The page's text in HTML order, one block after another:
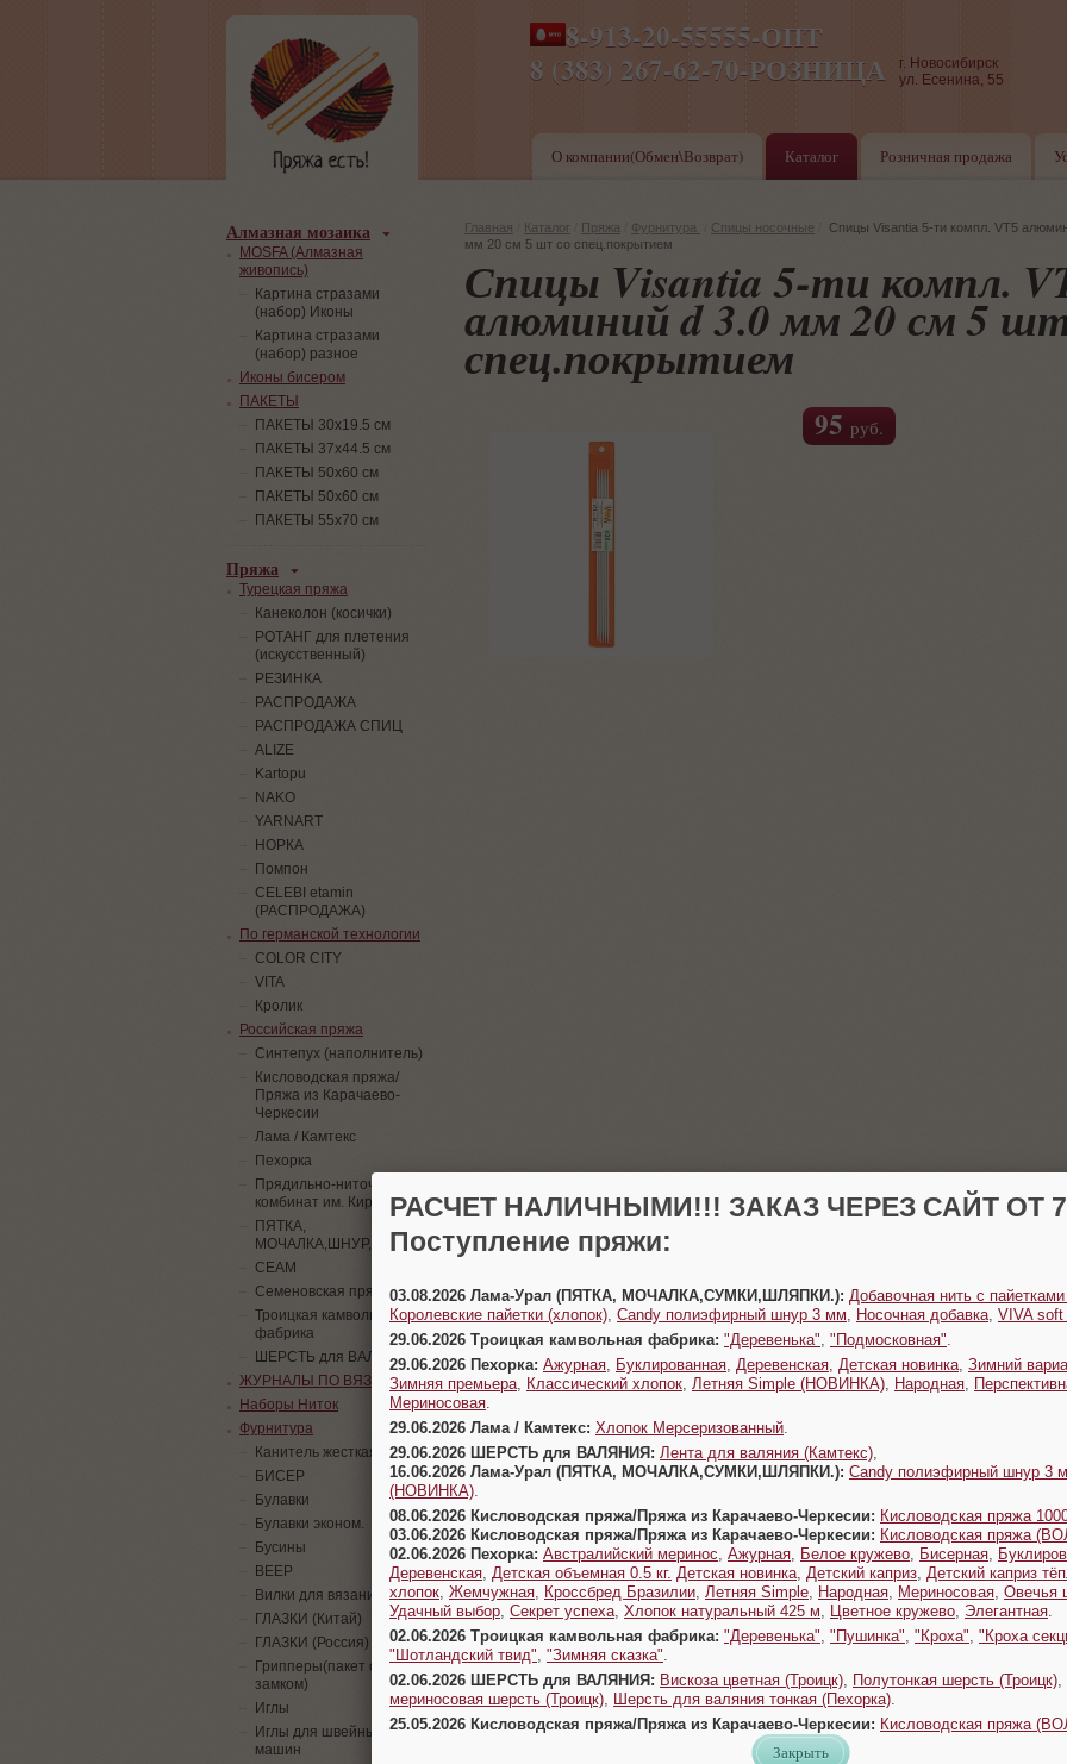
8-913-20-55555-ОПТ
8 (383) 267-62-70-РОЗНИЦА
ПН-ПТ 8-17,СБ-ВС 9-17
г. Новосибирск
ул. Есенина, 55
О компании(Обмен\Возврат) Каталог Розничная продажа
Главная Каталог Пряжа Фурнитура Спицы носочные
Спицы Visantia 5-ти компл. VT5
мм 20 см 5 шт со спец.покрытием
Спицы Visantia 5-ти компл.
алюминий d 3.0 мм 20 см 5
спец.покрытием
95 руб.
Алмазная мозаика
MOSFA (Алмазная
живопись)
Картина стразами
(набор) Иконы
Картина стразами
(набор) разное
Иконы бисером
ПАКЕТЫ
ПАКЕТЫ 30х19.5 см
ПАКЕТЫ 37х44.5 см
ПАКЕТЫ 50х60 см
ПАКЕТЫ 50х60 см
ПАКЕТЫ 55х70 см
Пряжа
Турецкая пряжа
Канеколон (косички)
РОТАНГ для плетения
(искусственный)
PЕЗИНКА
РАСПРОДАЖА
РАСПРОДАЖА СПИЦ
ALIZE
Kartopu
NAKO
YARNART
НОРКА
Помпон
СELEBI etamin
(РАСПРОДАЖА)
По германской технологии
COLOR CITY
VITA
Кролик
Российская пряжа
Синтепух (наполнитель)
Кисловодская пряжа/
Пряжа из Карачаево-
Черкесии
Лама / Камтекс
Пехорка
Прядильно-ниточный
комбинат им. Кирова
ПЯТКА,
МОЧАЛКА,ШНУР,ПАЙЕТКИ
СЕАМ
Семеновская пряжа
Троицкая камвольная
фабрика
ШЕРСТЬ для ВАЛЯНИЯ
ЖУРНАЛЫ ПО ВЯЗАНИЮ
Наборы Ниток
Фурнитура
Канитель жесткая
БИСЕР
Булавки
Булавки эконом.
Бусины
ВЕЕР
Вилки для вязания
ГЛАЗКИ (Китай)
ГЛАЗКИ (Россия)
Грипперы(пакет с
замком)
Иглы
Иглы для швейных
машин
РАСЧЕТ НАЛИЧНЫМИ!!! ЗАКАЗ ЧЕРЕЗ САЙТ ОТ
Поступление пряжи:
03.08.2026 Лама-Урал (ПЯТКА, МОЧАЛКА,СУМКИ,ШЛЯПКИ.): Добавочная нить с
Королевские пайетки (хлопок) Candy полиэфирный шнур 3 мм Носочная добавка VIVA
29.06.2026 Троицкая камвольная фабрика: "Деревенька" "Подмосковная"
29.06.2026 Пехорка: Ажурная Буклированная Деревенская Детская новинка Зимний
Зимняя премьера
Классический хлопок Летняя Simple (НОВИНКА) Народная
Мериносовая
29.06.2026 Лама / Камтекс: Хлопок Мерсеризованный
29.06.2026 ШЕРСТЬ для ВАЛЯНИЯ: Лента для валяния (Камтекс)
16.06.2026 Лама-Урал (ПЯТКА, МОЧАЛКА,СУМКИ,ШЛЯПКИ.): Candy полиэфирный шнур 3
(НОВИНКА)
08.06.2026 Кисловодская пряжа/Пряжа из Карачаево-Черкесии: Кисловодская пряжа
03.06.2026 Кисловодская пряжа/Пряжа из Карачаево-Черкесии: Кисловодская пряжа
02.06.2026 Пехорка: Австралийский меринос Ажурная Белое кружево Бисерная
Деревенская Детская объемная 0.5 кг. Детская новинка Детский каприз Детский каприз
хлопок Жемчужная Кроссбред Бразилии Летняя Simple Народная Мериносовая Овечья
Удачный выбор Секрет успеха Хлопок натуральный 425 м Цветное кружево Элегантная
02.06.2026 Троицкая камвольная фабрика: "Деревенька" "Пушинка" "Кроха" "Кроха
"Шотландский твид" "Зимняя сказка"
02.06.2026 ШЕРСТЬ для ВАЛЯНИЯ: Вискоза цветная (Троицк) Полутонкая шерсть (Троицк)
мериносовая шерсть (Троицк)
Шерсть для валяния тонкая (Пехорка)
25.05.2026 Кисловодская пряжа/Пряжа из Карачаево-Черкесии: Кисловодская пряжа
Закрыть